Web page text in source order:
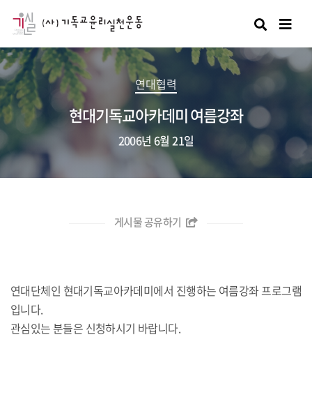
검색
연대협력
현대기독교아카데미 여름강좌
2006년 6월 21일
게시물 공유하기
연대단체인 현대기독교아카데미에서 진행하는 여름강좌 프로그램
입니다.
관심있는 분들은 신청하시기 바랍니다.